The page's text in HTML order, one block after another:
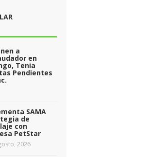
a
en
Tenia
Pendientes
SAMA
de
con
PetStar
2026